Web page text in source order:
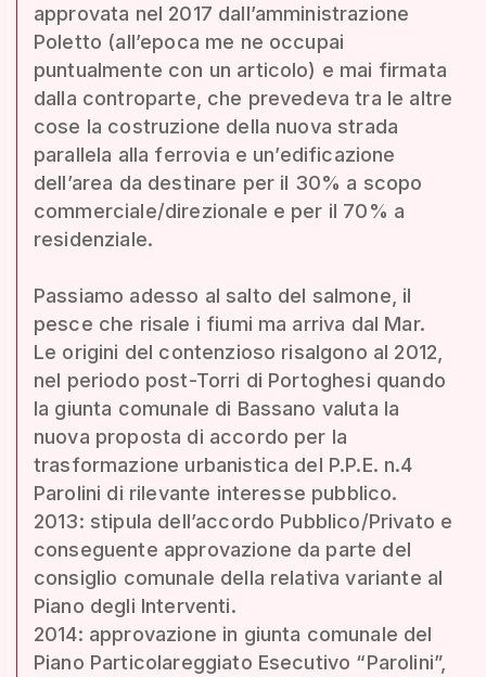
approvata nel 2017 dall’amministrazione
Poletto (all’epoca me ne occupai
puntualmente con un articolo) e mai firmata
dalla controparte, che prevedeva tra le altre
cose la costruzione della nuova strada
parallela alla ferrovia e un’edificazione
dell’area da destinare per il 30% a scopo
commerciale/direzionale e per il 70% a
residenziale.
Passiamo adesso al salto del salmone, il
pesce che risale i fiumi ma arriva dal Mar.
Le origini del contenzioso risalgono al 2012,
nel periodo post-Torri di Portoghesi quando
la giunta comunale di Bassano valuta la
nuova proposta di accordo per la
trasformazione urbanistica del P.P.E. n.4
Parolini di rilevante interesse pubblico.
2013: stipula dell’accordo Pubblico/Privato e
conseguente approvazione da parte del
consiglio comunale della relativa variante al
Piano degli Interventi.
2014: approvazione in giunta comunale del
Piano Particolareggiato Esecutivo “Parolini”,